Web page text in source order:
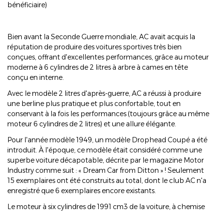
bénéficiaire)
Bien avant la Seconde Guerre mondiale, AC avait acquis la
réputation de produire des voitures sportives très bien
conçues, offrant d'excellentes performances, grâce au moteur
moderne à 6 cylindres de 2 litres à arbre à cames en tête
conçu en interne.
Avec le modèle 2 litres d'après-guerre, AC a réussi à produire
une berline plus pratique et plus confortable, tout en
conservant à la fois les performances (toujours grâce au même
moteur 6 cylindres de 2 litres) et une allure élégante.
Pour l'année modèle 1949, un modèle Drophead Coupé a été
introduit. À l'époque, ce modèle était considéré comme une
superbe voiture décapotable, décrite par le magazine Motor
Industry comme suit : « Dream Car from Ditton » ! Seulement
15 exemplaires ont été construits au total, dont le club AC n'a
enregistré que 6 exemplaires encore existants.
Le moteur à six cylindres de 1991 cm3 de la voiture, à chemise